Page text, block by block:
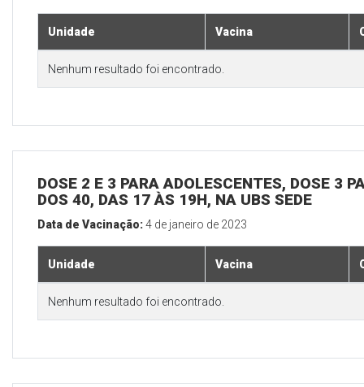
Unidade Vacina
Nenhum resultado foi encontrado.
DOSE 2 E 3 PARA ADOLESCENTES, DOSE 3
DOS 40, DAS 17 ÀS 19H, NA UBS SEDE
Data de Vacinação:4 de janeiro de 2023
Unidade Vacina
Nenhum resultado foi encontrado.